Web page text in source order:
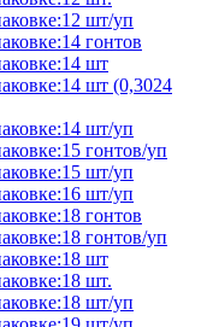
шт/уп
гонтов
шт
шт (0,3024
шт/уп
гонтов/уп
шт/уп
шт/уп
гонтов
гонтов/уп
шт
шт.
шт/уп